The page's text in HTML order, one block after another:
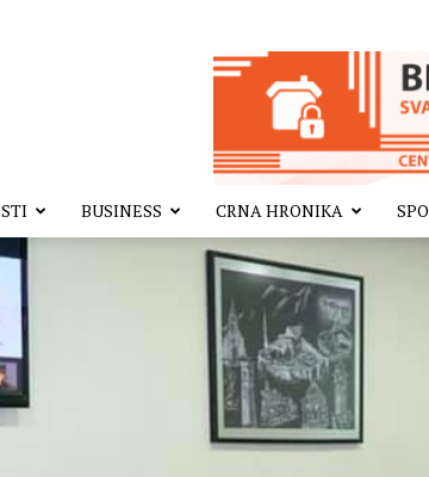
BUSINESS CRNA HRONIKA